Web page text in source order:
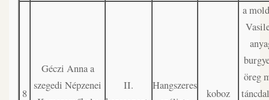
8
Géczi Anna a
szegedi Népzenei
II.
Hangszeres
koboz
a
öreg